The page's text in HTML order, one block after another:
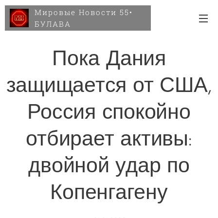
Мировые Новости 55•
БУЛАВА
Пока Дания
защищается от США,
Россия спокойно
отбирает активы:
двойной удар по
Копенгагену